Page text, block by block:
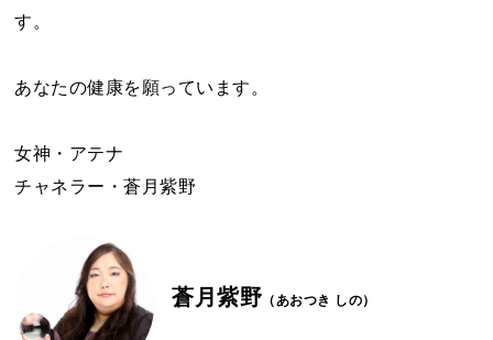
す。
あなたの健康を願っています。
女神・アテナ
チャネラー・蒼月紫野
蒼月紫野 （あおつき しの）